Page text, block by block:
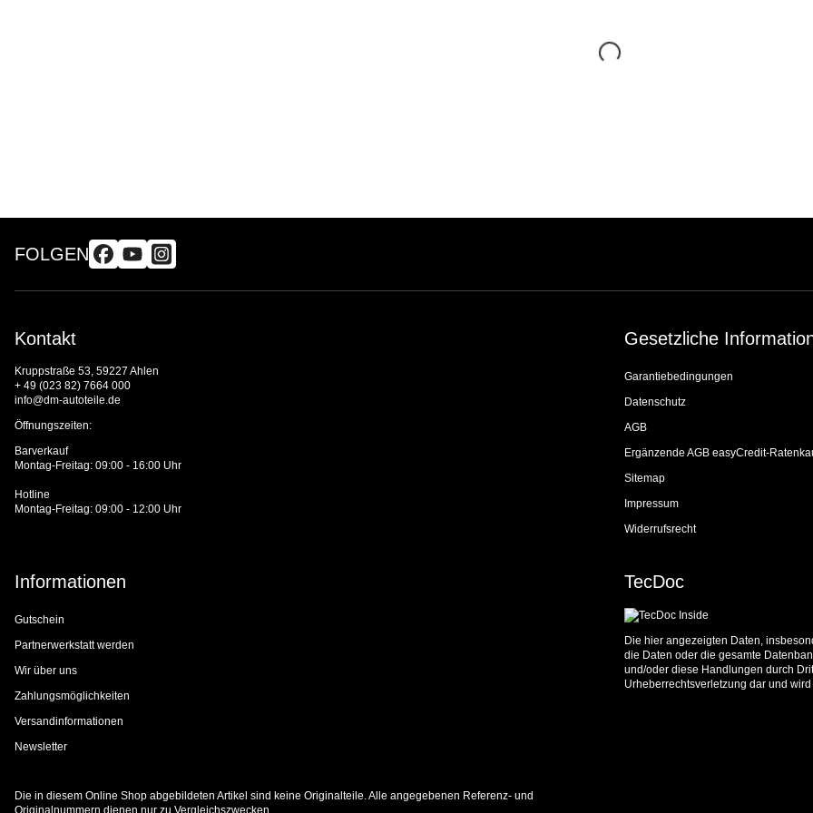
FOLGEN
Kontakt
Kruppstraße 53, 59227 Ahlen
+ 49 (023 82) 7664 000
info@dm-autoteile.de
Öffnungszeiten:
Barverkauf
Montag-Freitag: 09:00 - 16:00 Uhr
Hotline
Montag-Freitag: 09:00 - 12:00 Uhr
Gesetzliche
Garantiebedingungen
Datenschutz
AGB
Ergänzende AGB easyCredit-
Sitemap
Impressum
Widerrufsrecht
Informationen
Gutschein
Partnerwerkstatt werden
Wir über uns
Zahlungsmöglichkeiten
Versandinformationen
Newsletter
TecDoc
Die hier angezeigten Daten,
die Daten oder die gesamte
und/oder diese Handlungen durch
Urheberrechtsverletzung dar und
Die in diesem Online Shop abgebildeten Artikel sind keine Originalteile. Alle angegebenen Referenz- und
Originalnummern dienen nur zu Vergleichszwecken.